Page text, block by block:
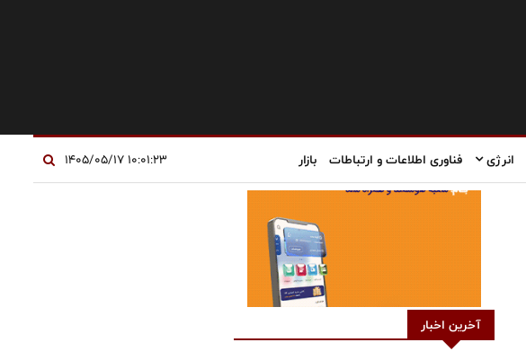
انرژی فناوری اطلاعات و ارتباطات بازار
آخرین اخبار